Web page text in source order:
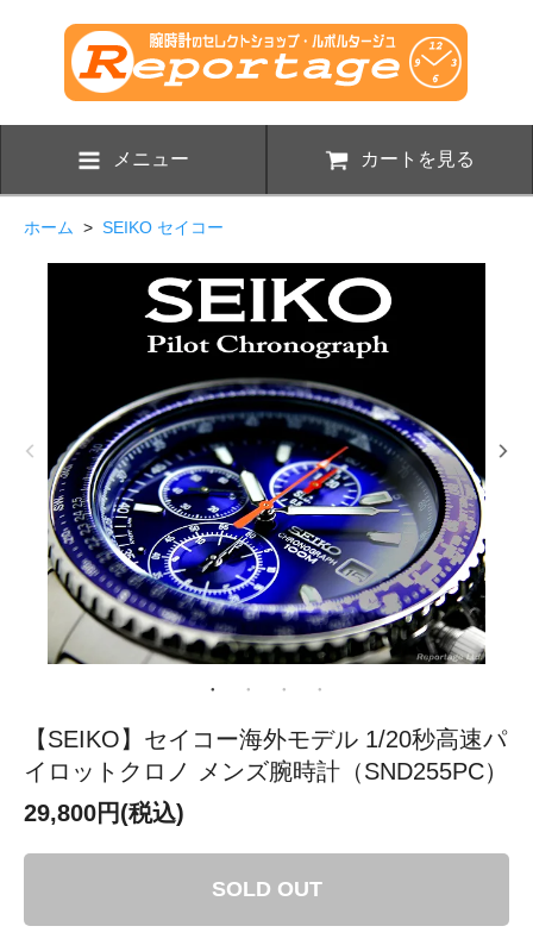
メニュー カートを見る
ホーム > SEIKO セイコー
【SEIKO】セイコー海外モデル 1/20秒高速パ
イロットクロノ メンズ腕時計（SND255PC）
29,800円(税込)
SOLD OUT